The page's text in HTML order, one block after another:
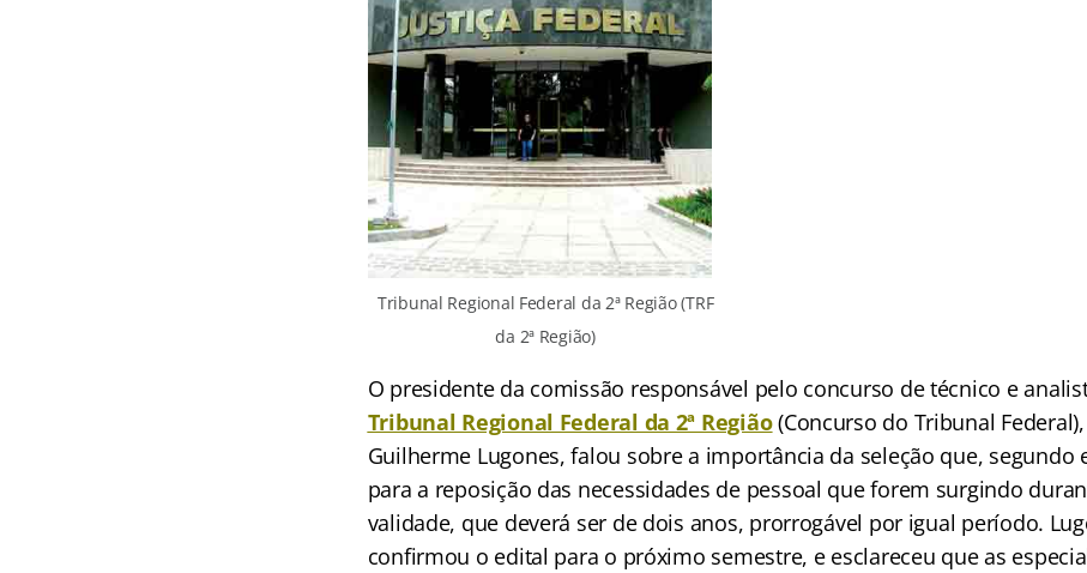
Tribunal Regional Federal da 2ª Região (TRF
da 2ª Região)
O presidente da comissão responsável pelo concurso de técnico e
Tribunal Regional Federal da 2ª Região(Concurso do Tribunal Federal)
Guilherme Lugones, falou sobre a importância da seleção que, segundo
para a reposição das necessidades de pessoal que forem surgindo
validade, que deverá ser de dois anos, prorrogável por igual período.
confirmou o edital para o próximo semestre, e esclareceu que as